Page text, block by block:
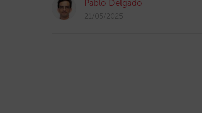
Pablo Delgado
21/05/2025